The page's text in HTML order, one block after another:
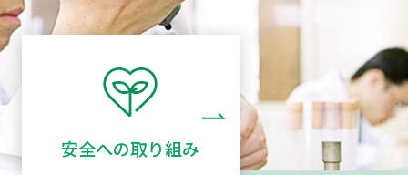
安全への取り組み